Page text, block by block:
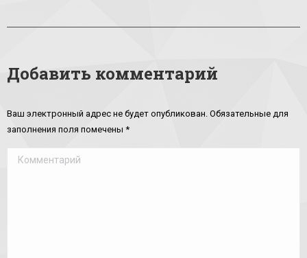
Добавить комментарий
Ваш электронный адрес не будет опубликован. Обязательные для
заполнения поля помечены *
Комментарий